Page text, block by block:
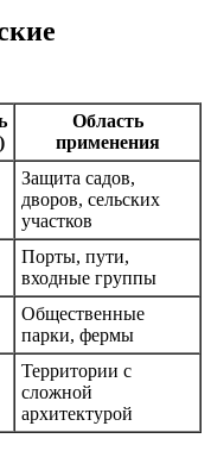
Область
применения
Защита садов,
дворов, сельских
участков
Порты, пути,
входные группы
Общественные
парки, фермы
Территории с
сложной
архитектурой